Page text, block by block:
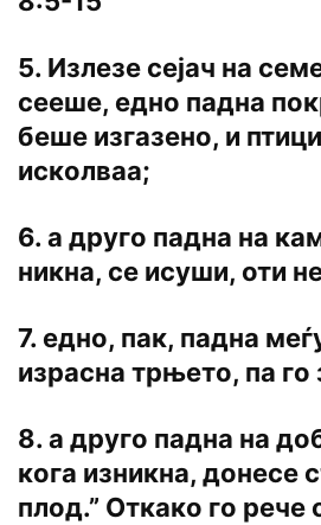
5. Излезе сејач на
сееше, едно падна
беше изгазено, и
исколваа;
6. а друго падна на
никна, се исуши, оти
7. едно, пак, падна
израсна трњето, па
8. а друго падна на
кога изникна, донесе
плод.” Откако го рече